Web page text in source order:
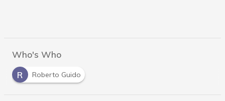
Who's Who
R
Roberto Guido